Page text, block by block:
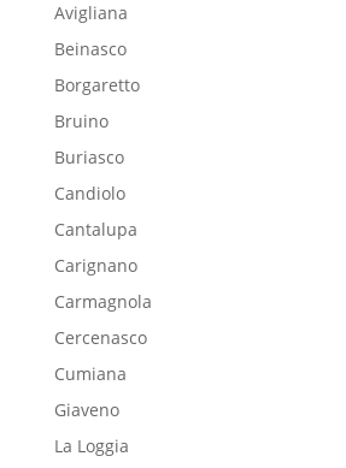
Avigliana
Beinasco
Borgaretto
Bruino
Buriasco
Candiolo
Cantalupa
Carignano
Carmagnola
Cercenasco
Cumiana
Giaveno
La Loggia